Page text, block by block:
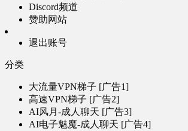
Discord频道
赞助网站
退出账号
分类
大流量VPN梯子 [广告1]
高速VPN梯子 [广告2]
AI风月-成人聊天 [广告3]
AI电子魅魔-成人聊天 [广告4]